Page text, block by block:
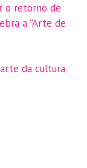
o retorno de
a ”Arte de
da cultura